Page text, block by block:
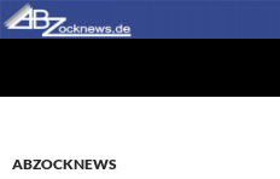
Zum
Inhalt
ABZOCKNEWS